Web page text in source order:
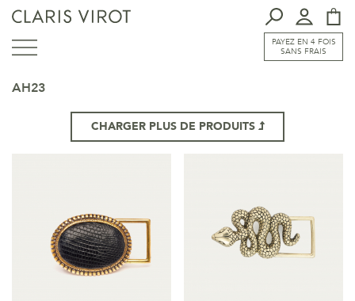
PAYEZ EN 4 FOIS
SANS FRAIS
AH23
CHARGER PLUS DE PRODUITS